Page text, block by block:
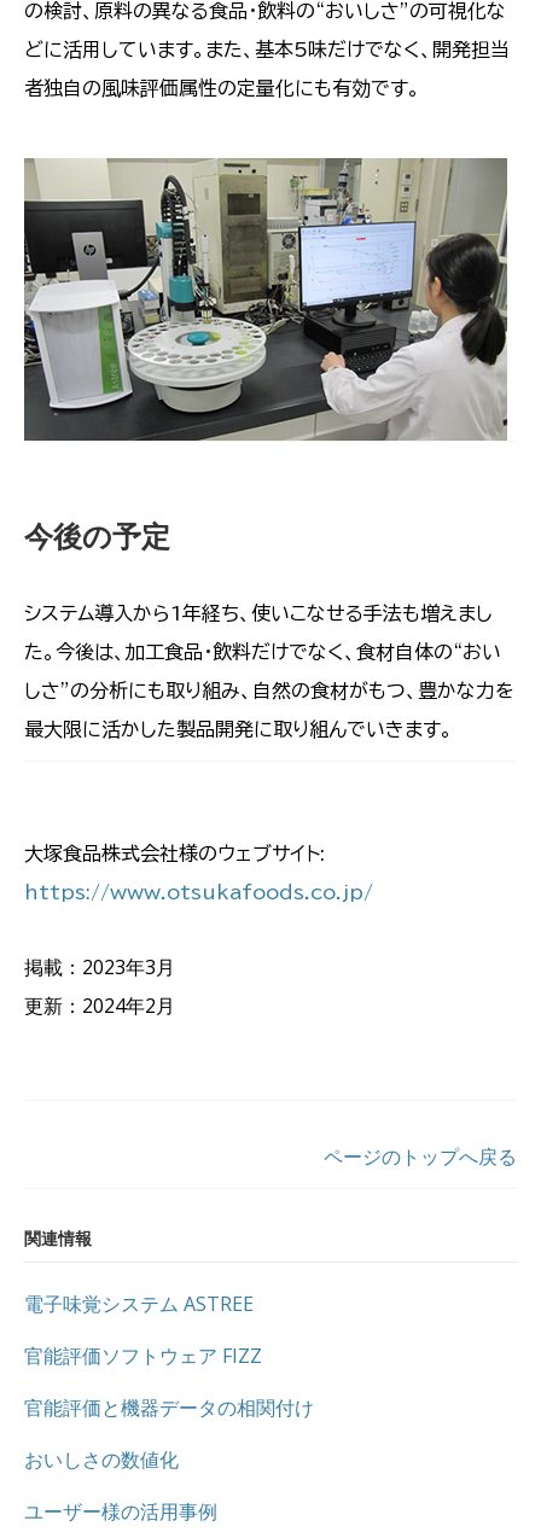
の検討、原料の異なる食品・飲料の“おいしさ”の可視化な
どに活用しています。また、基本5味だけでなく、開発担当
者独自の風味評価属性の定量化にも有効です。
今後の予定
システム導入から1年経ち、使いこなせる手法も増えまし
た。今後は、加工食品・飲料だけでなく、食材自体の“おい
しさ”の分析にも取り組み、自然の食材がもつ、豊かな力を
最大限に活かした製品開発に取り組んでいきます。
大塚食品株式会社様のウェブサイト:
https://www.otsukafoods.co.jp/
掲載：2023年3月
更新：2024年2月
ページのトップへ戻る
関連情報
電子味覚システム ASTREE
官能評価ソフトウェア FIZZ
官能評価と機器データの相関付け
おいしさの数値化
ユーザー様の活用事例